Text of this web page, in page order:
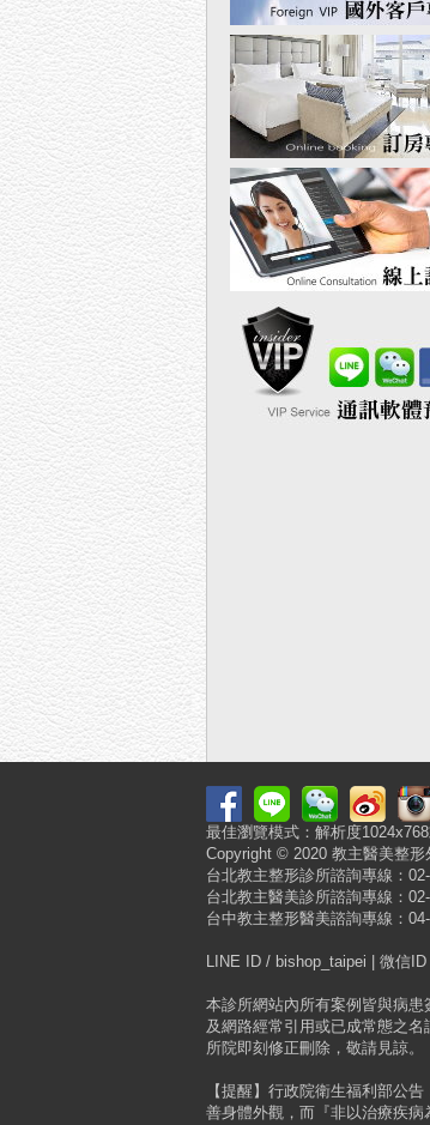
最佳瀏覽模式：解析度
Copyright © 2020 教主醫美整形
台北教主整形診所諮詢專線：
台北教主醫美診所諮詢專線：
台中教主整形醫美諮詢專線：
LINE ID / bishop_taipei | 微信
本診所網站內所有案例皆與病
及網路經常引用或已成常態之
所院即刻修正刪除，敬請見諒。
【提醒】行政院衛生福利部公
善身體外觀，而『非以治療疾